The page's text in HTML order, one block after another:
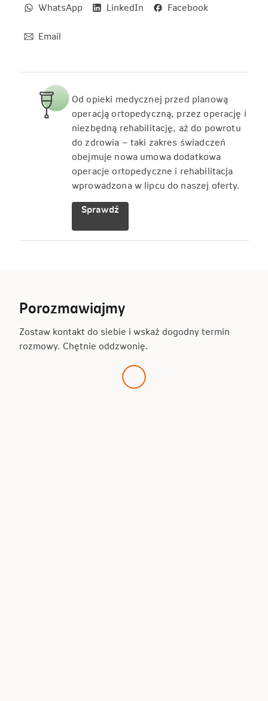
WhatsApp LinkedIn Facebook
Email
Od opieki medycznej przed planową
operacją ortopedyczną, przez operację i
niezbędną rehabilitację, aż do powrotu
do zdrowia – taki zakres świadczeń
obejmuje nowa umowa dodatkowa
operacje ortopedyczne i rehabilitacja
wprowadzona w lipcu do naszej oferty.
Sprawdź
Porozmawiajmy
Zostaw kontakt do siebie i wskaż dogodny termin
rozmowy. Chętnie oddzwonię.